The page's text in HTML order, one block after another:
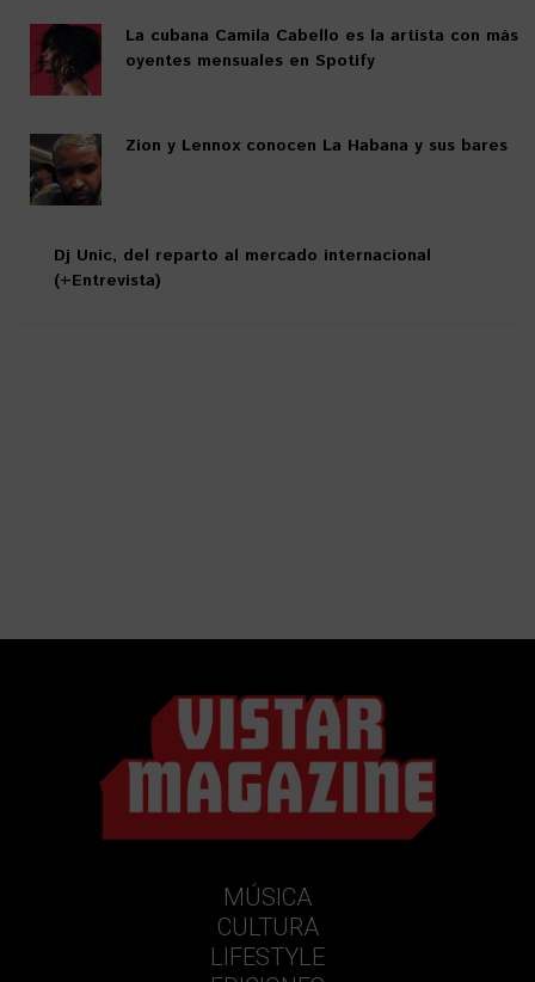
La cubana Camila Cabello es la artista con más
oyentes mensuales en Spotify
Zion y Lennox conocen La Habana y sus bares
Dj Unic, del reparto al mercado internacional
(+Entrevista)
MÚSICA
CULTURA
LIFESTYLE